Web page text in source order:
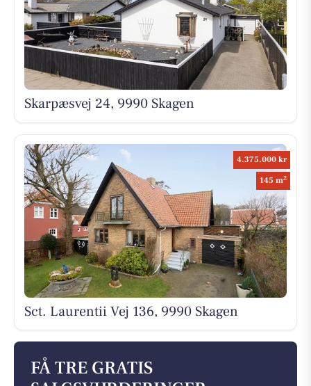
Skarpæsvej 24, 9990 Skagen
4.375.000 kr
145 m2
Sct. Laurentii Vej 136, 9990 Skagen
FÅ TRE GRATIS